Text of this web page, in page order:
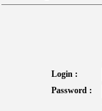
Login :
Password :